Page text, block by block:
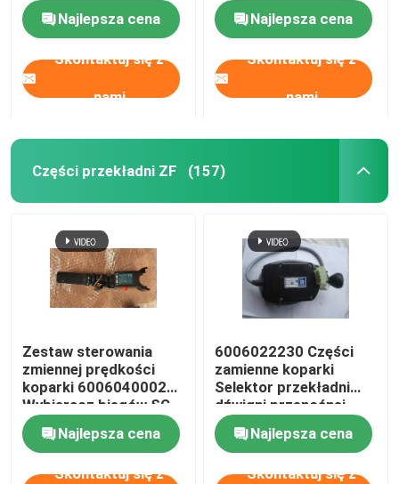
Najlepsza cena
Skontaktuj się z
nami
Najlepsza cena
Skontaktuj się z
nami
Części przekładni ZF (157)
Zestaw sterowania
zmiennej prędkości
koparki 6006040002
Wybieracz biegów SG-
4A
Najlepsza cena
Skontaktuj się z
6006022230 Części
zamienne koparki
Selektor przekładni
dźwigni przenośnej
Najlepsza cena
Skontaktuj się z